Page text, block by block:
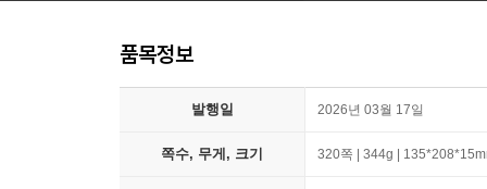
품목정보
발행일 2026년 03월 17일
쪽수, 무게, 크기 320쪽 | 344g |